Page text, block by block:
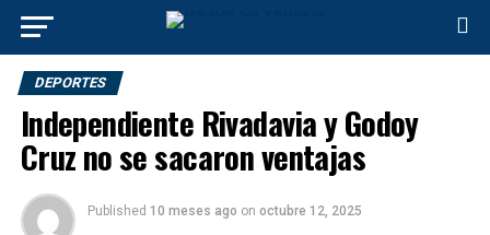
DEPORTES
Independiente Rivadavia y Godoy
Cruz no se sacaron ventajas
Published 10 meses ago on octubre 12, 2025